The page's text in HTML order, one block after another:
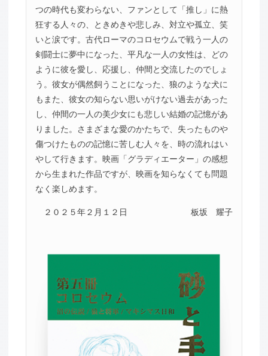
つの時代も変わらない、ファンとして「推し」に熱
狂する人々の、ときめきや悲しみ、対立や孤立、笑
いと涙です。古代ローマのコロセウムで戦う一人の
剣闘士に夢中になった、平凡な一人の女性は、どの
ように彼を愛し、応援し、仲間と交流したのでしょ
う。彼女が偶然飼うことになった、狼のような犬に
もまた、彼女の知らない思いがけない過去があった
し、仲間の一人の美少女にも悲しい結婚の記憶があ
りました。さまざまな愛のかたちで、失ったものや
傷つけたものの記憶に苦しむ人々を、時の流れはい
やして行きます。映画「グラディエーター」の感想
から生まれた作品ですが、映画を知らなくても問題
なく楽しめます。
２０２５年２月１２日 板坂 耀子